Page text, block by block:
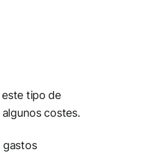
tipo de
costes.
gastos